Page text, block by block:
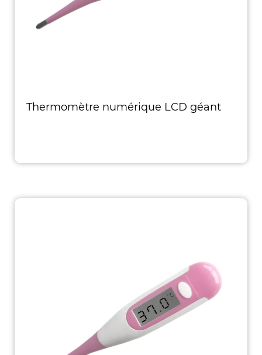
Thermomètre numérique LCD géant